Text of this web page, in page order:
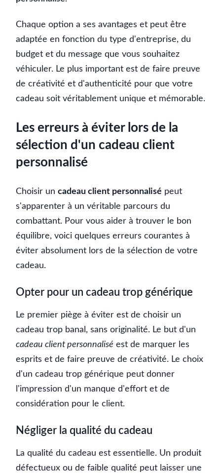
Chaque option a ses avantages et peut être
adaptée en fonction du type d'entreprise, du
budget et du message que vous souhaitez
véhiculer. Le plus important est de faire preuve
de créativité et d'authenticité pour que votre
cadeau soit véritablement unique et mémorable.
Les erreurs à éviter lors de la
sélection d'un cadeau client
personnalisé
Choisir un cadeau client personnalisé peut
s'apparenter à un véritable parcours du
combattant. Pour vous aider à trouver le bon
équilibre, voici quelques erreurs courantes à
éviter absolument lors de la sélection de votre
cadeau.
Opter pour un cadeau trop générique
Le premier piège à éviter est de choisir un
cadeau trop banal, sans originalité. Le but d'un
cadeau client personnalisé est de marquer les
esprits et de faire preuve de créativité. Le choix
d'un cadeau trop générique peut donner
l'impression d'un manque d'effort et de
considération pour le client.
Négliger la qualité du cadeau
La qualité du cadeau est essentielle. Un produit
défectueux ou de faible qualité peut laisser une